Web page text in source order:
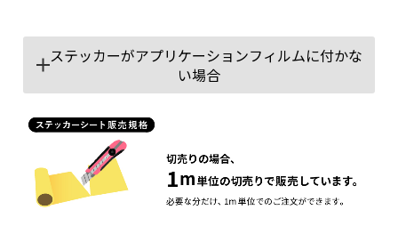
ステッカーがアプリケーションフィルムに付かな
い場合